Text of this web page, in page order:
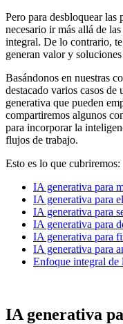
Pero para desbloquear las
necesario ir más allá de
integral. De lo contrario,
generan valor y
Basándonos en nuestras
destacado varios casos
generativa que pueden
compartiremos algunos
para incorporar la
flujos de trabajo.
Esto es lo que cubriremos:
IA generativa para
IA generativa para
IA generativa para
IA generativa para
IA generativa para
IA generativa para
Enfoque integral de
IA generativa